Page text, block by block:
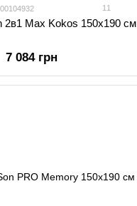
11
2в1 Max Kokos 150х190 см
7 084 грн